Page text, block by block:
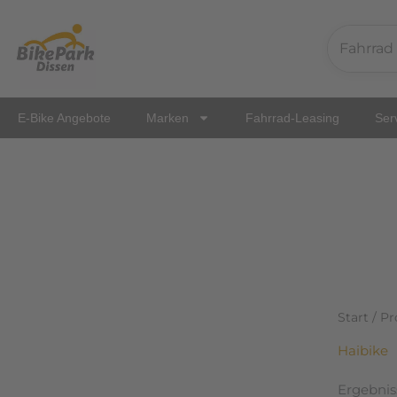
springen
E-Bike Angebote Marken Fahrrad-Leasing
Start /
Haibike